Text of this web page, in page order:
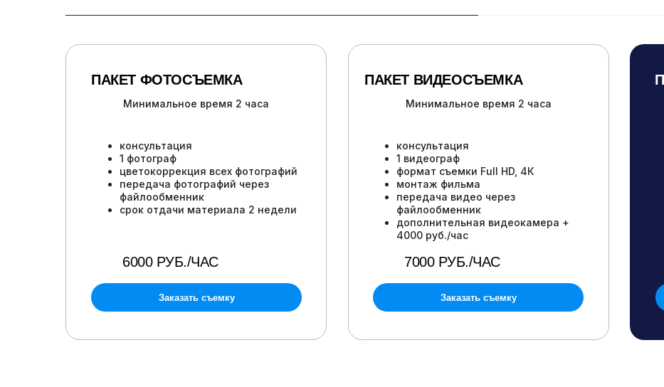
Минимальное время 2 часа
консультация
1 видеограф
формат съемки Full HD, 4К
монтаж фильма
передача видео через
файлообменник
дополнительная видеокамера +
4000 руб./час
консультация
1 фотограф
цветокоррекция всех фотографий
передача фотографий через
файлообменник
срок отдачи материала 2 недели
Минимальное время 2 часа
ПАКЕТ ВИДЕОСЪЕМКА
7000 РУБ./ЧАС
6000 РУБ./ЧАС
ПАКЕТ ФОТОСЪЕМКА
Заказать съемку
Заказать съемку